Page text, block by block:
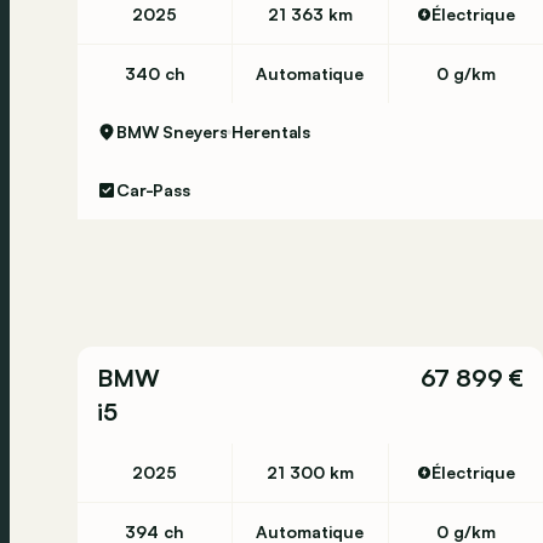
2025 21 363 km Électrique
340 ch Automatique 0 g/km
BMW Sneyers Herentals
Car-Pass
BMW
i5
67 899 €
2025 21 300 km Électrique
394 ch Automatique 0 g/km